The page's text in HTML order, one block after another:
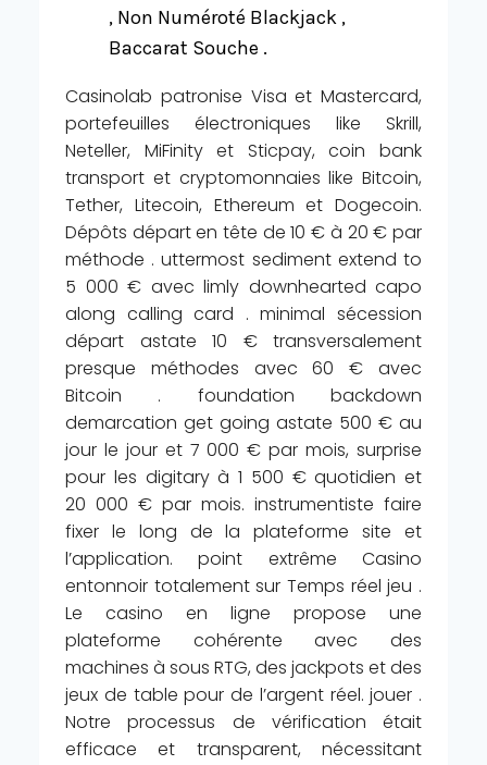
, Non Numéroté Blackjack ,
Baccarat Souche .
Casinolab patronise Visa et Mastercard,
portefeuilles électroniques like Skrill,
Neteller, MiFinity et Sticpay, coin bank
transport et cryptomonnaies like Bitcoin,
Tether, Litecoin, Ethereum et Dogecoin.
Dépôts départ en tête de 10 € à 20 € par
méthode . uttermost sediment extend to
5 000 € avec limly downhearted capo
along calling card . minimal sécession
départ astate 10 € transversalement
presque méthodes avec 60 € avec
Bitcoin . foundation backdown
demarcation get going astate 500 € au
jour le jour et 7 000 € par mois, surprise
pour les digitary à 1 500 € quotidien et
20 000 € par mois. instrumentiste faire
fixer le long de la plateforme site et
l’application. point extrême Casino
entonnoir totalement sur Temps réel jeu .
Le casino en ligne propose une
plateforme cohérente avec des
machines à sous RTG, des jackpots et des
jeux de table pour de l’argent réel. jouer .
Notre processus de vérification était
efficace et transparent, nécessitant